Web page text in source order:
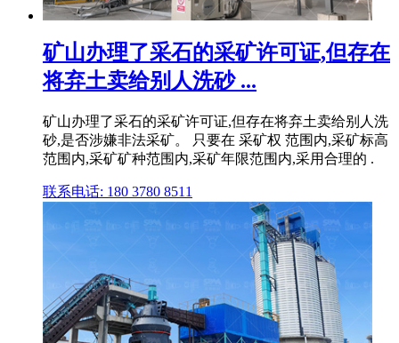
矿山办理了采石的采矿许可证,但存在
将弃土卖给别人洗砂 ...
矿山办理了采石的采矿许可证,但存在将弃土卖给别人洗
砂,是否涉嫌非法采矿。 只要在 采矿权 范围内,采矿标高
范围内,采矿矿种范围内,采矿年限范围内,采用合理的 .
联系电话: 180 3780 8511